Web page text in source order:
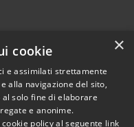
© 2026 • Provincia
×
cookie
e assimilati strettamente
alla navigazione del sito,
solo fine di elaborare
e anonime.
policy al seguente link